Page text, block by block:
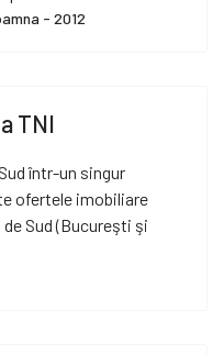
- 2012
TNI
într-un singur
ofertele imobiliare
Sud (Bucureşti şi